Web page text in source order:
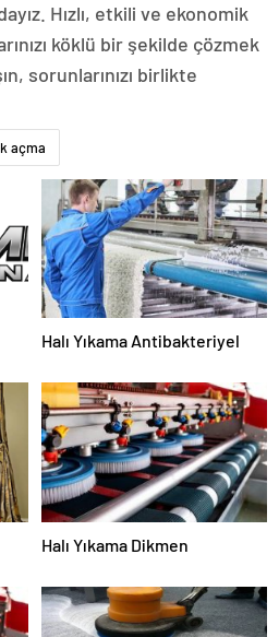
Hızlı, etkili ve ekonomik
köklü bir şekilde çözmek
sorunlarınızı birlikte
açma
Halı Yıkama Antibakteriyel
Halı Yıkama Dikmen